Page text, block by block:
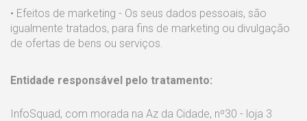
• Efeitos de marketing - Os seus dados pessoais, são
igualmente tratados, para fins de marketing ou divulgação
de ofertas de bens ou serviços.
Entidade responsável pelo tratamento:
InfoSquad, com morada na Az da Cidade, nº30 - loja 3